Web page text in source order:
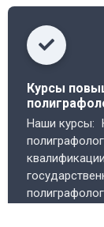
Курсы
Наши курсы: